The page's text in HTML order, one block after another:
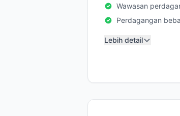
Wawasan
Perdagangan
Lebih detail